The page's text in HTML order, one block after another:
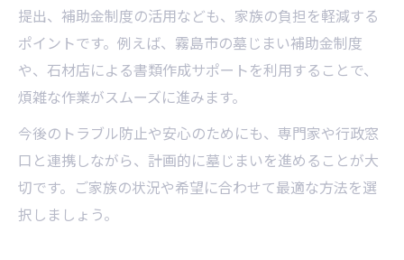
提出、補助金制度の活用なども、家族の負担を軽減する
ポイントです。例えば、霧島市の墓じまい補助金制度
や、石材店による書類作成サポートを利用することで、
煩雑な作業がスムーズに進みます。
今後のトラブル防止や安心のためにも、専門家や行政窓
口と連携しながら、計画的に墓じまいを進めることが大
切です。ご家族の状況や希望に合わせて最適な方法を選
択しましょう。